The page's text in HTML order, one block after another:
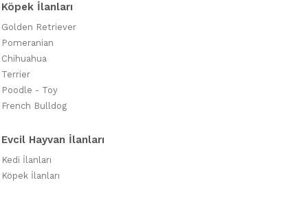
Köpek İlanları
Golden Retriever
Pomeranian
Chihuahua
Terrier
Poodle - Toy
French Bulldog
Evcil Hayvan İlanları
Kedi İlanları
Köpek İlanları